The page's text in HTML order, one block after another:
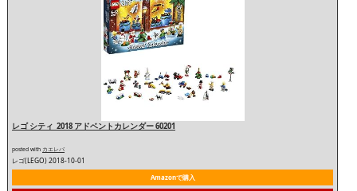
レゴ シティ 2018 アドベントカレンダー 60201
posted with カエレバ
レゴ(LEGO) 2018-10-01
Amazonで購入